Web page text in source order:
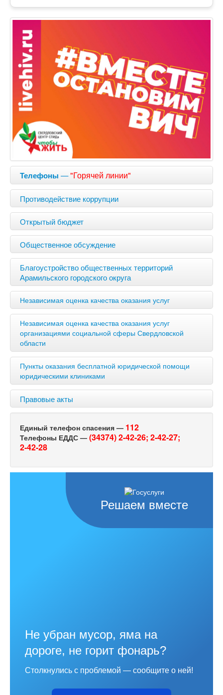
Телефоны —"Горячей линии"
Противодействие коррупции
Открытый бюджет
Общественное обсуждение
Благоустройство общественных территорий
Арамильского городского округа
Независимая оценка качества оказания услуг
Независимая оценка качества оказания услуг
организациями социальной сферы Свердловской
области
Пункты оказания бесплатной юридической помощи
юридическими клиниками
Правовые акты
Единый телефон спасения — 112
Телефоны ЕДДС — (34374) 2-42-26; 2-42-27;
2-42-28
Решаем вместе
Не убран мусор, яма на
дороге, не горит фонарь?
Столкнулись с проблемой — сообщите о ней!